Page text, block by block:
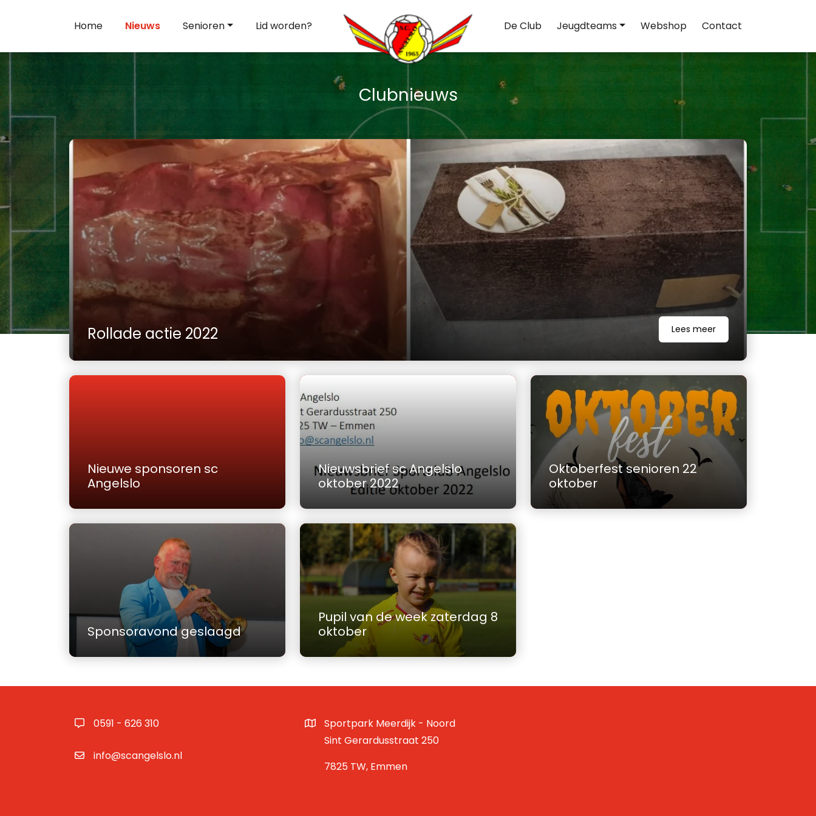
Home Nieuws Senioren Lid worden? De Club Jeugdteams Webshop Contact
Clubnieuws
Rollade actie 2022 Lees meer
Nieuwe sponsoren sc
Angelslo
Nieuwsbrief sc Angelslo
oktober 2022
Oktoberfest senioren 22
oktober
Sponsoravond geslaagd
Pupil van de week zaterdag 8
oktober
0591 - 626 310
info@scangelslo.nl
Sportpark Meerdijk - Noord
Sint Gerardusstraat 250
7825 TW, Emmen